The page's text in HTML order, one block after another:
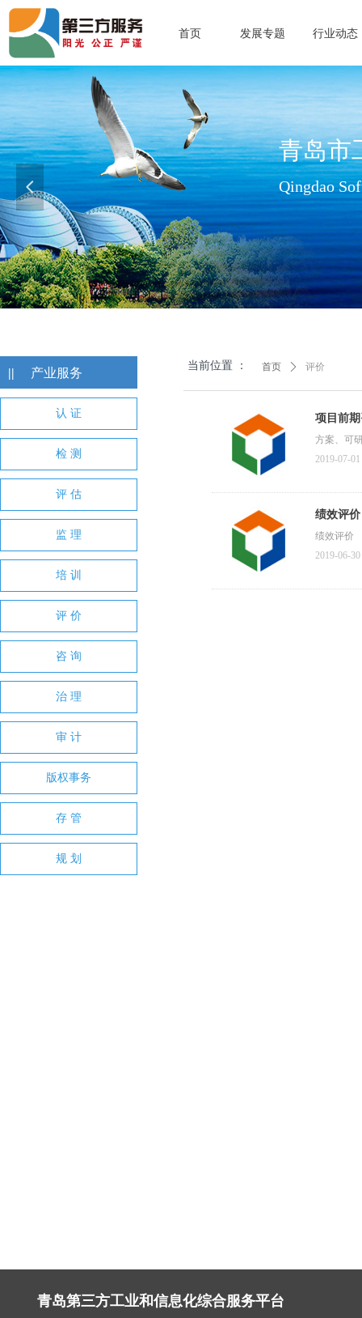
首页 发展专题 行业动态
青岛市
Qingdao
查看更多>>
넳
|| 产业服务
规 划
认 证
评 估
监 理
培 训
评 价
咨 询
治 理
审 计
版权事务
存 管
检 测
首页 ꄲ 评价
当前位置 ：
项目前
方案、可
2019-07-01
绩效评价
绩效评价
2019-06-30
青岛第三方工业和信息化综合服务平台